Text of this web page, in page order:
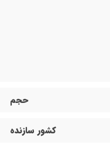
حجم
کشور سازنده